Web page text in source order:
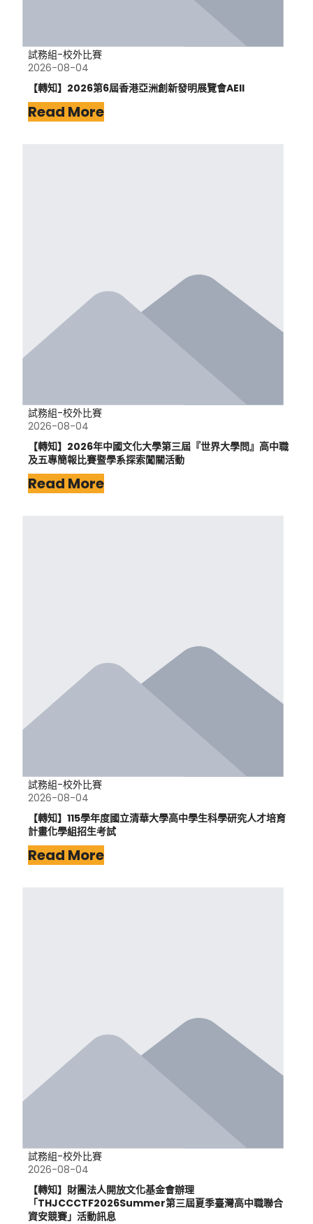
試務組-校外比賽
2026-08-04
【轉知】2026第6屆香港亞洲創新發明展覽會AEII
Read More
試務組-校外比賽
2026-08-04
【轉知】2026年中國文化大學第三屆『世界大學問』高中職
及五專簡報比賽暨學系探索闖關活動
Read More
試務組-校外比賽
2026-08-04
【轉知】115學年度國立清華大學高中學生科學研究人才培育
計畫化學組招生考試
Read More
試務組-校外比賽
2026-08-04
【轉知】財團法人開放文化基金會辦理
「THJCCCTF2026Summer第三屆夏季臺灣高中職聯合
資安競賽」活動訊息